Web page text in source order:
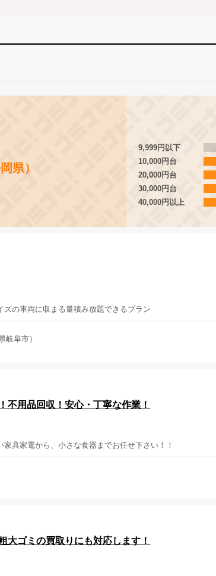
県）
9,999円以下
10,000円台
20,000円台
30,000円台
40,000円以上
の車両に収まる量積み放題できるプラン
岐阜市）
不用品回収！安心・丁寧な作業！
具家電から、小さな食器までお任せ下さい！！
大ゴミの買取りにも対応します！